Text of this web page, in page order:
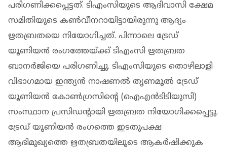
പരി​ഗണിക്കപ്പെട്ടത്. ടിഎംസിയുടെ ആദിവാസി ക്ഷേമ
സമിതിയുടെ കൺവീനറായിട്ടായിരുന്നു ആദ്യം
ഋതബ്രതയെ നിയോ​ഗിച്ചത്. പിന്നാലെ ട്രേഡ്
യൂണിയൻ രം​ഗത്തേയ്ക്ക് ടിഎംസി ഋതബ്രത
ബാനർജിയെ പരി​ഗണിച്ചു. ടിഎംസിയുടെ തൊഴിലാളി
വിഭാഗമായ ഇന്ത്യൻ നാഷണൽ തൃണമൂൽ ട്രേഡ്
യൂണിയൻ കോൺഗ്രസിന്റെ (ഐഎൻടിടിയുസി)
സംസ്ഥാന പ്രസിഡന്റായി ഋതബ്രത നിയോ​ഗിക്കപ്പെട്ടു.
ട്രേഡ് യൂണിയൻ രം​ഗത്തെ ഇടതുപക്ഷ
ആഭിമുഖ്യത്തെ ഋതബ്രതയിലൂടെ ആകർഷിക്കുക